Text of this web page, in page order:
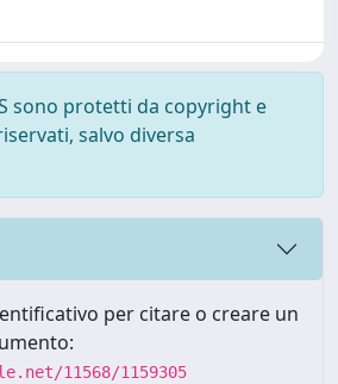
sono protetti da copyright e
salvo diversa
per citare o creare un
11568/1159305